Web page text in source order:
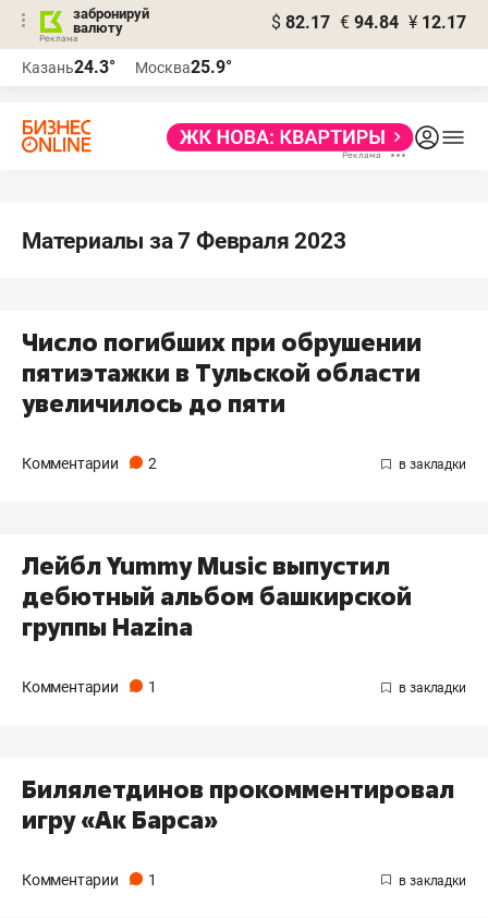
забронируй
валюту
$ 82.17 € 94.84 ¥ 12.17
Казань24.3° Москва25.9°
Материалы за 7 Февраля 2023
Число погибших при обрушении
пятиэтажки в Тульской области
увеличилось до пяти
Комментарии 2
Лейбл Yummy Music выпустил
дебютный альбом башкирской
группы Hazina
Комментарии 1
Билялетдинов прокомментировал
игру «Ак Барса»
Комментарии 1